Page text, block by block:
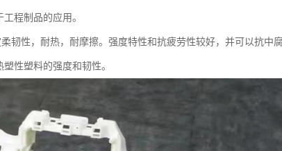
程制品的应用。
韧性，耐热，耐摩擦。强度特性和抗疲劳性较好，并可以抗中腐
性塑料的强度和韧性。